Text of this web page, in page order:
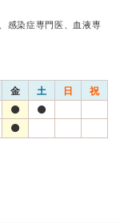
感染症専門医、血液専
金 土 日 祝